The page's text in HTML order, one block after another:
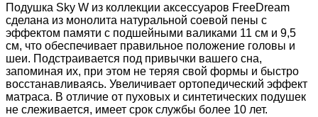
Подушка Sky W из коллекции аксессуаров FreeDream
сделана из монолита натуральной соевой пены с
эффектом памяти с подшейными валиками 11 см и 9,5
см, что обеспечивает правильное положение головы и
шеи. Подстраивается под привычки вашего сна,
запоминая их, при этом не теряя свой формы и быстро
восстанавливаясь. Увеличивает ортопедический эффект
матраса. В отличие от пуховых и синтетических подушек
не слеживается, имеет срок службы более 10 лет.